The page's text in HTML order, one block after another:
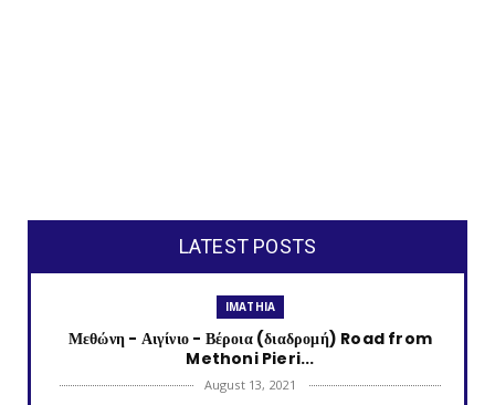
LATEST POSTS
IMATHIA
Μεθώνη - Αιγίνιο - Βέροια (διαδρομή) Road from
Methoni Pieri...
August 13, 2021